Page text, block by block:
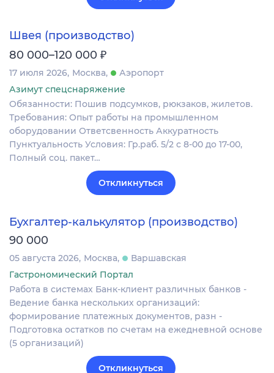
Швея (производство)
80 000–120 000 ₽
17 июля 2026 Москва
Аэропорт
Азимут спецснаряжение
Обязанности: Пошив подсумков, рюкзаков, жилетов.
Требования: Опыт работы на промышленном
оборудовании Ответсвенность Аккуратность
Пунктуальность Условия: Гр.раб. 5/2 с 8-00 до 17-00,
Полный соц. пакет…
Откликнуться
Бухгалтер-калькулятор (производство)
90 000
05 августа 2026 Москва
Варшавская
Гастрономический Портал
Работа в системах Банк-клиент различных банков -
Ведение банка нескольких организаций:
формирование платежных документов, разн -
Подготовка остатков по счетам на ежедневной основе
(5 организаций)
Откликнуться